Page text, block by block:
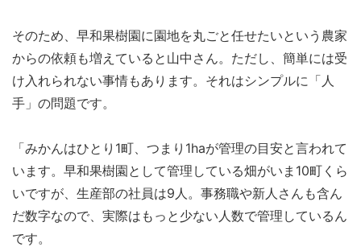
そのため、早和果樹園に園地を丸ごと任せたいという農家
からの依頼も増えていると山中さん。ただし、簡単には受
け入れられない事情もあります。それはシンプルに「人
手」の問題です。
「みかんはひとり1町、つまり1haが管理の目安と言われて
います。早和果樹園として管理している畑がいま10町くら
いですが、生産部の社員は9人。事務職や新人さんも含ん
だ数字なので、実際はもっと少ない人数で管理しているん
です。